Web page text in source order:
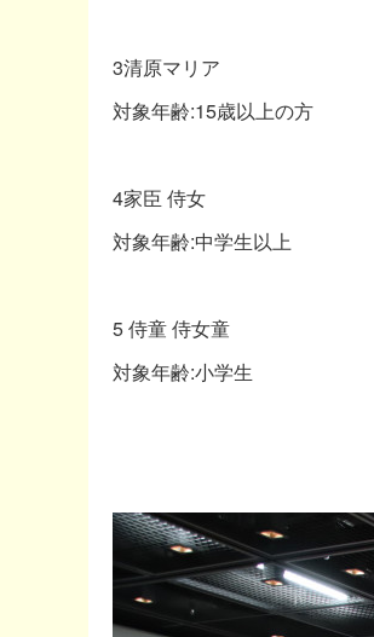
3清原マリア
対象年齢:15歳以上の方
4家臣 侍女
対象年齢:中学生以上
5 侍童 侍女童
対象年齢:小学生